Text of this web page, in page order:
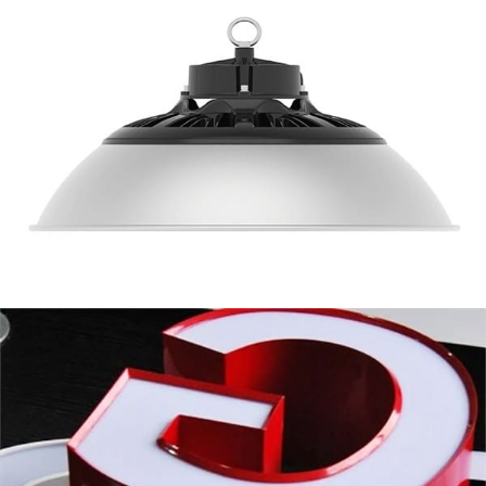
Series Polyester Aluminum Strip for
1000series polyester aluminum strip for
channel letter fabrication. Magaan ang timbang, hindi
lumalaban sa kaagnasan,
and easy to bend with
1235O Aluminum Foil for Laminating